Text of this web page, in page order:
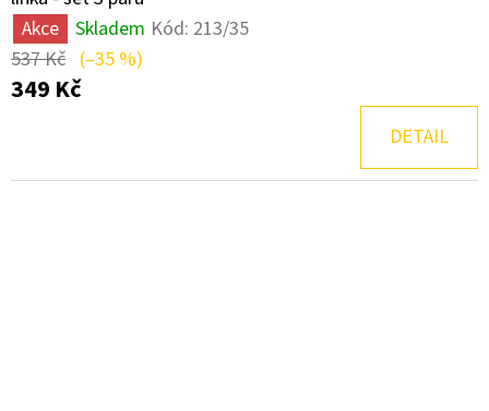
Akce Skladem Kód: 213/35
537 Kč (–35 %)
349 Kč
DETAIL